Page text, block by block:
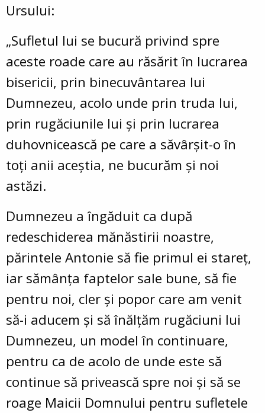
Ursului:
„Sufletul lui se bucură privind spre
aceste roade care au răsărit în lucrarea
bisericii, prin binecuvântarea lui
Dumnezeu, acolo unde prin truda lui,
prin rugăciunile lui și prin lucrarea
duhovnicească pe care a săvârșit-o în
toți anii aceștia, ne bucurăm și noi
astăzi.
Dumnezeu a îngăduit ca după
redeschiderea mănăstirii noastre,
părintele Antonie să fie primul ei stareț,
iar sămânța faptelor sale bune, să fie
pentru noi, cler și popor care am venit
să-i aducem și să înălțăm rugăciuni lui
Dumnezeu, un model în continuare,
pentru ca de acolo de unde este să
continue să privească spre noi și să se
roage Maicii Domnului pentru sufletele